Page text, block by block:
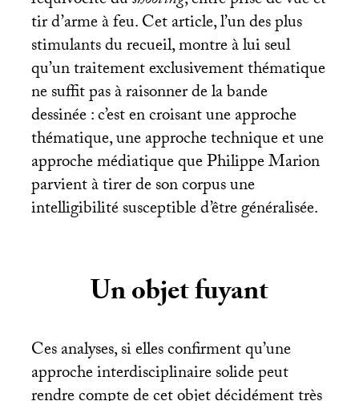
tir d’arme à feu. Cet article, l’un des plus
stimulants du recueil, montre à lui seul
qu’un traitement exclusivement thématique
ne suffit pas à raisonner de la bande
dessinée : c’est en croisant une approche
thématique, une approche technique et une
approche médiatique que Philippe Marion
parvient à tirer de son corpus une
intelligibilité susceptible d’être généralisée.
Un objet fuyant
Ces analyses, si elles confirment qu’une
approche interdisciplinaire solide peut